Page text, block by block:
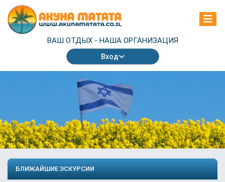
ВАШ ОТДЫХ - НАША ОРГАНИЗАЦИЯ
Вход
БЛИЖАЙШИЕ ЭСКУРСИИ